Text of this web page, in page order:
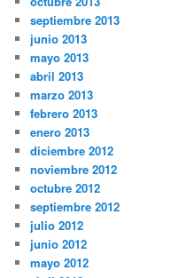
septiembre 2013
junio 2013
mayo 2013
abril 2013
marzo 2013
febrero 2013
enero 2013
diciembre 2012
noviembre 2012
octubre 2012
septiembre 2012
julio 2012
junio 2012
mayo 2012